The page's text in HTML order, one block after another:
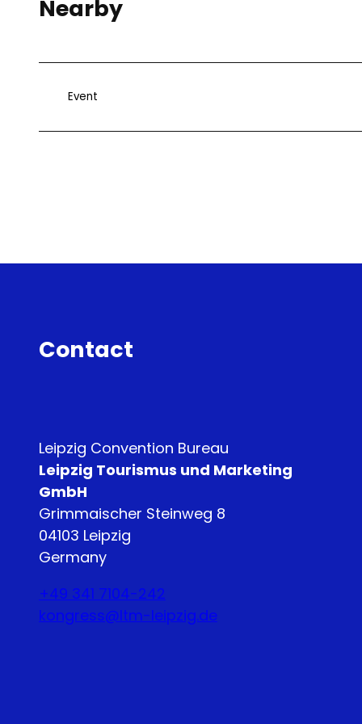
Nearby
Event
Contact
Leipzig Convention Bureau
Leipzig Tourismus und Marketing
GmbH
Grimmaischer Steinweg 8
04103 Leipzig
Germany
+49 341 7104-242
kongress@ltm-leipzig.de